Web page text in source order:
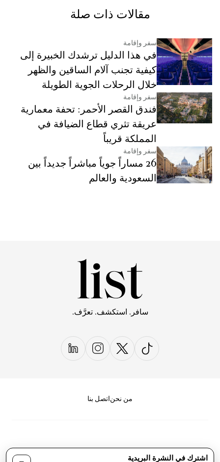
مقالات ذات صلة
سفر وإقامة
في هذا الدليل ترشدك الخبيرة إلى
كيفية تجنب آلام الساقين والظهر
خلال الرحلات الجوية الطويلة
سفر وإقامة
فندق القصر الأحمر: تحفة معمارية
عريقة تثري قطاع الضيافة في
المملكة قريباً
سفر وإقامة
26 مساراً جوياً مباشراً جديداً بين
السعودية والعالم
سافر. استكشف. تعرَّف.
من نحن اتصل بنا
اشترك في النشرة البريدية